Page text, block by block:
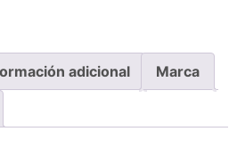
adicional Marca